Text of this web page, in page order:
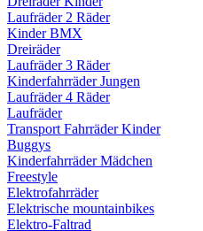
Laufräder 2 Räder
Kinder BMX
Dreiräder
Laufräder 3 Räder
Kinderfahrräder Jungen
Laufräder 4 Räder
Laufräder
Transport Fahrräder Kinder
Buggys
Kinderfahrräder Mädchen
Freestyle
Elektrofahrräder
Elektrische mountainbikes
Elektro-Faltrad